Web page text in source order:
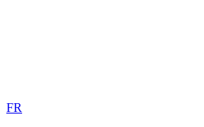
FR